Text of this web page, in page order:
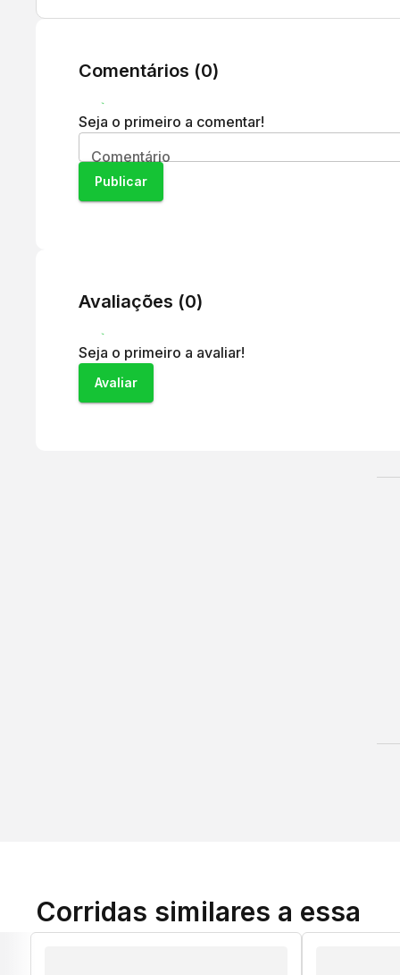
Comentários (0)
Seja o primeiro a comentar!
Comentário
Publicar
Avaliações (0)
Seja o primeiro a avaliar!
Avaliar
Corridas similares a essa